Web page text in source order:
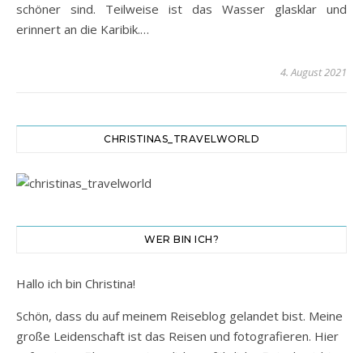
schöner sind. Teilweise ist das Wasser glasklar und
erinnert an die Karibik.…
4. August 2021
CHRISTINAS_TRAVELWORLD
WER BIN ICH?
Hallo ich bin Christina!
Schön, dass du auf meinem Reiseblog gelandet bist. Meine
große Leidenschaft ist das Reisen und fotografieren. Hier